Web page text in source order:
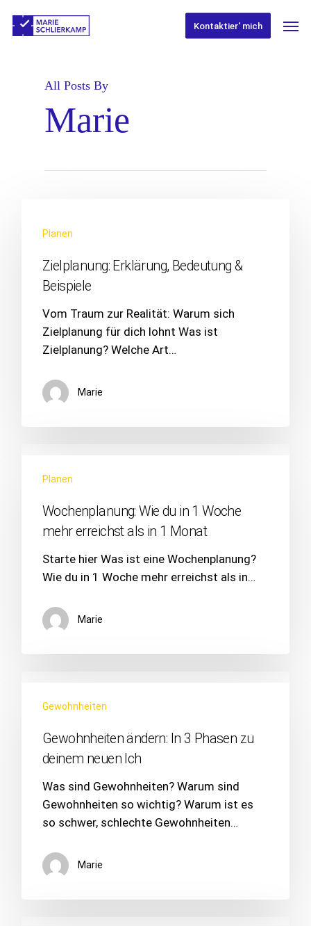
Kontaktier‘ mich
All Posts By
Marie
Planen
Zielplanung: Erklärung, Bedeutung &
Beispiele
Vom Traum zur Realität: Warum sich
Zielplanung für dich lohnt Was ist
Zielplanung? Welche Art…
Marie
Planen
Wochenplanung: Wie du in 1 Woche
mehr erreichst als in 1 Monat
Starte hier Was ist eine Wochenplanung?
Wie du in 1 Woche mehr erreichst als in…
Marie
Gewohnheiten
Gewohnheiten ändern: In 3 Phasen zu
deinem neuen Ich
Was sind Gewohnheiten? Warum sind
Gewohnheiten so wichtig? Warum ist es
so schwer, schlechte Gewohnheiten…
Marie